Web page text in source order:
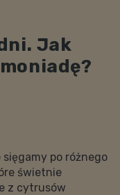
Jak
po różnego
świetnie
z cytrusów